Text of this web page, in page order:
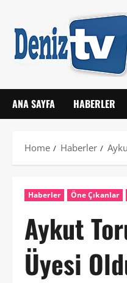
ANA SAYFA HABERLER
Home Haberler
Haberler Öne Çıkanlar
Aykut
Üyesi